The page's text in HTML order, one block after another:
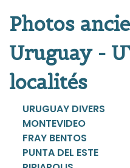
Photos
Uruguay -
localités
URUGUAY DIVERS
MONTEVIDEO
FRAY BENTOS
PUNTA DEL ESTE